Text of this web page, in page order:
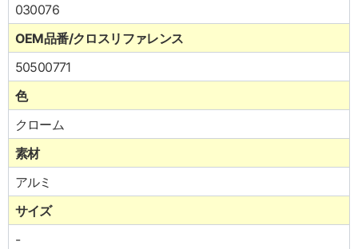
030076
OEM品番/クロスリファレンス
50500771
色
クローム
素材
アルミ
サイズ
-